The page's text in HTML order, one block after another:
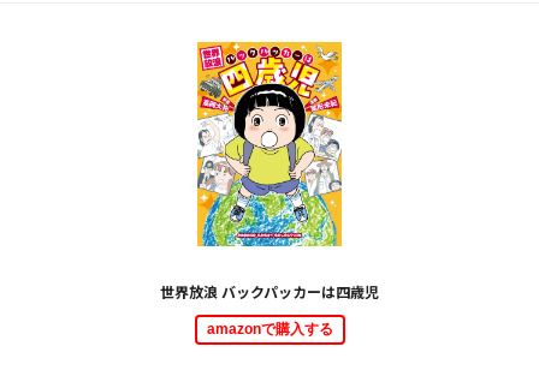
世界放浪 バックパッカーは四歳児
amazonで購入する